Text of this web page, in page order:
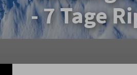
- 7 Tage